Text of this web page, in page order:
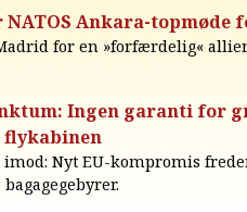
Ankara-topmøde
for en »forfærdelig«
Ingen garanti for
imod: Nyt EU-kompromis